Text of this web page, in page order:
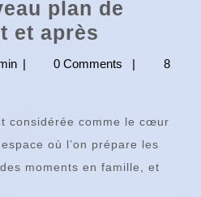
plan de
et après
votre
un
nouveau
plan
admin
| 0 Comments |
8
considérée comme le cœur
où l’on prépare les
moments en famille, et